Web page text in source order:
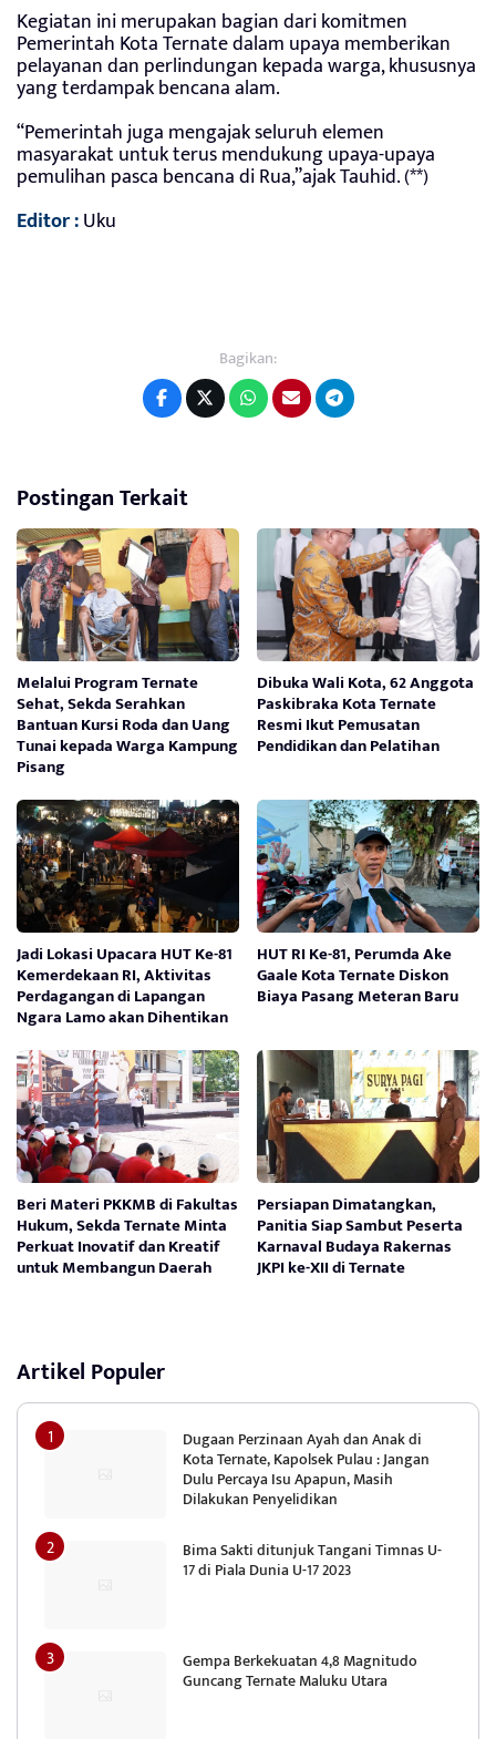
Kegiatan ini merupakan bagian dari komitmen
Pemerintah Kota Ternate dalam upaya memberikan
pelayanan dan perlindungan kepada warga, khususnya
yang terdampak bencana alam.
“Pemerintah juga mengajak seluruh elemen
masyarakat untuk terus mendukung upaya-upaya
pemulihan pasca bencana di Rua,”ajak Tauhid. (**)
Editor :Uku
Bagikan:
Postingan Terkait
Melalui Program Ternate
Sehat, Sekda Serahkan
Bantuan Kursi Roda dan Uang
Tunai kepada Warga Kampung
Pisang
Dibuka Wali Kota, 62 Anggota
Paskibraka Kota Ternate
Resmi Ikut Pemusatan
Pendidikan dan Pelatihan
Jadi Lokasi Upacara HUT Ke-81
Kemerdekaan RI, Aktivitas
Perdagangan di Lapangan
Ngara Lamo akan Dihentikan
HUT RI Ke-81, Perumda Ake
Gaale Kota Ternate Diskon
Biaya Pasang Meteran Baru
Beri Materi PKKMB di Fakultas
Hukum, Sekda Ternate Minta
Perkuat Inovatif dan Kreatif
untuk Membangun Daerah
Persiapan Dimatangkan,
Panitia Siap Sambut Peserta
Karnaval Budaya Rakernas
JKPI ke-XII di Ternate
Artikel Populer
Dugaan Perzinaan Ayah dan Anak di
Kota Ternate, Kapolsek Pulau : Jangan
Dulu Percaya Isu Apapun, Masih
Dilakukan Penyelidikan
Bima Sakti ditunjuk Tangani Timnas U-
17 di Piala Dunia U-17 2023
Gempa Berkekuatan 4,8 Magnitudo
Guncang Ternate Maluku Utara